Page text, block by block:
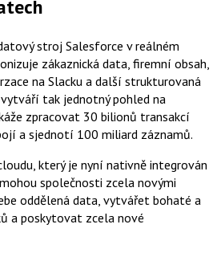
stroj Salesforce v reálném
zákaznická data, firemní obsah,
na Slacku a další strukturovaná
tak jednotný pohled na
zpracovat 30 bilionů transakcí
a sjednotí 100 miliard záznamů.
který je nyní nativně integrován
společnosti zcela novými
oddělená data, vytvářet bohaté a
a poskytovat zcela nové